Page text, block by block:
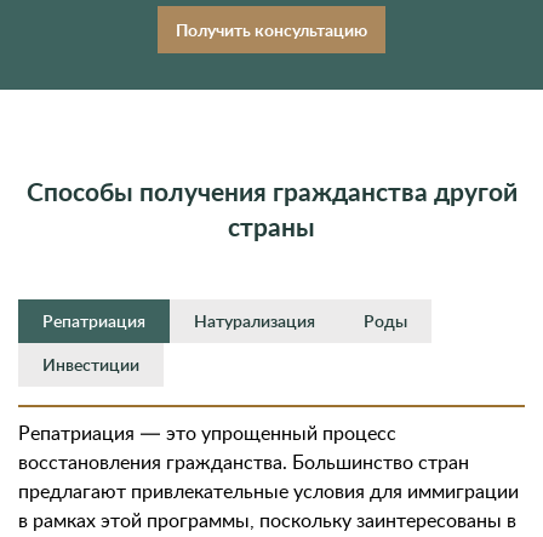
Получить консультацию
Способы получения гражданства другой
страны
Репатриация Натурализация Роды
Инвестиции
Репатриация — это упрощенный процесс
восстановления гражданства. Большинство стран
предлагают привлекательные условия для иммиграции
в рамках этой программы, поскольку заинтересованы в